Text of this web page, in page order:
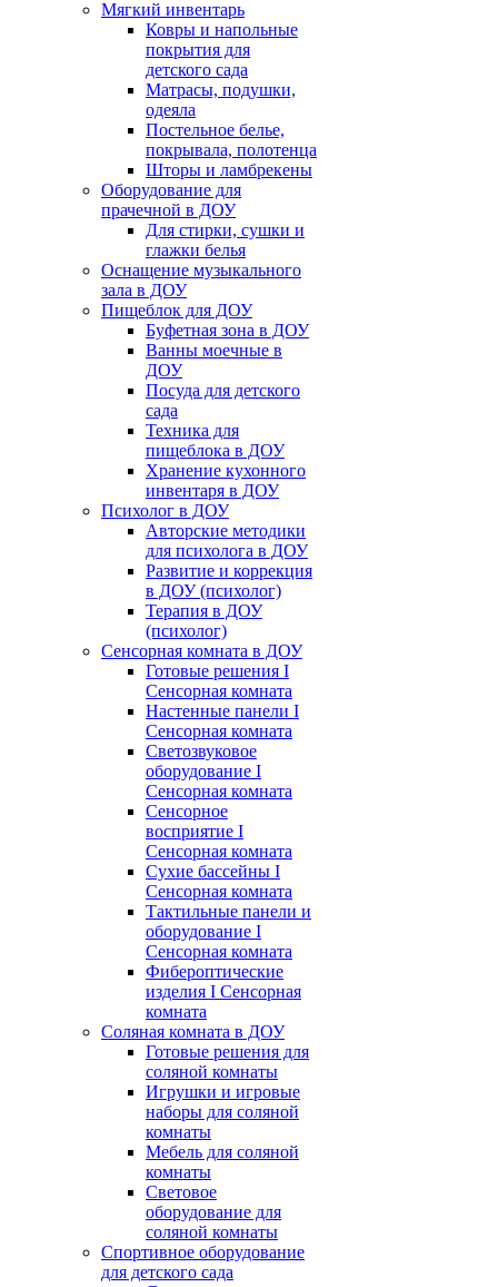
Мягкий инвентарь
Ковры и напольные
покрытия для
детского сада
Матрасы, подушки,
одеяла
Постельное белье,
покрывала, полотенца
Шторы и ламбрекены
Оборудование для
прачечной в ДОУ
Для стирки, сушки и
глажки белья
Оснащение музыкального
зала в ДОУ
Пищеблок для ДОУ
Буфетная зона в ДОУ
Ванны моечные в
ДОУ
Посуда для детского
сада
Техника для
пищеблока в ДОУ
Хранение кухонного
инвентаря в ДОУ
Психолог в ДОУ
Авторские методики
для психолога в ДОУ
Развитие и коррекция
в ДОУ (психолог)
Терапия в ДОУ
(психолог)
Сенсорная комната в ДОУ
Готовые решения I
Сенсорная комната
Настенные панели I
Сенсорная комната
Светозвуковое
оборудование I
Сенсорная комната
Сенсорное
восприятие I
Сенсорная комната
Сухие бассейны I
Сенсорная комната
Тактильные панели и
оборудование I
Сенсорная комната
Фибероптические
изделия I Сенсорная
комната
Соляная комната в ДОУ
Готовые решения для
соляной комнаты
Игрушки и игровые
наборы для соляной
комнаты
Мебель для соляной
комнаты
Световое
оборудование для
соляной комнаты
Спортивное оборудование
для детского сада